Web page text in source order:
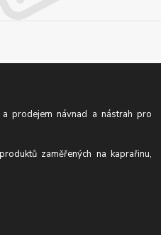
prodejem návnad a nástrah pro
zaměřených na kaprařinu,